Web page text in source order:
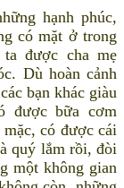
hạnh phúc,
có mặt ở trong
được cha mẹ
Dù hoàn cảnh
bạn khác giàu
được bữa cơm
có được cái
quý lắm rồi, đòi
một không gian